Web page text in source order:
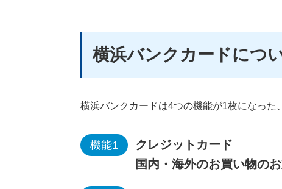
横浜バンクカードにつ
横浜バンクカードは4つの機能が1枚になった
機能1
クレジットカード
国内・海外のお買い物の